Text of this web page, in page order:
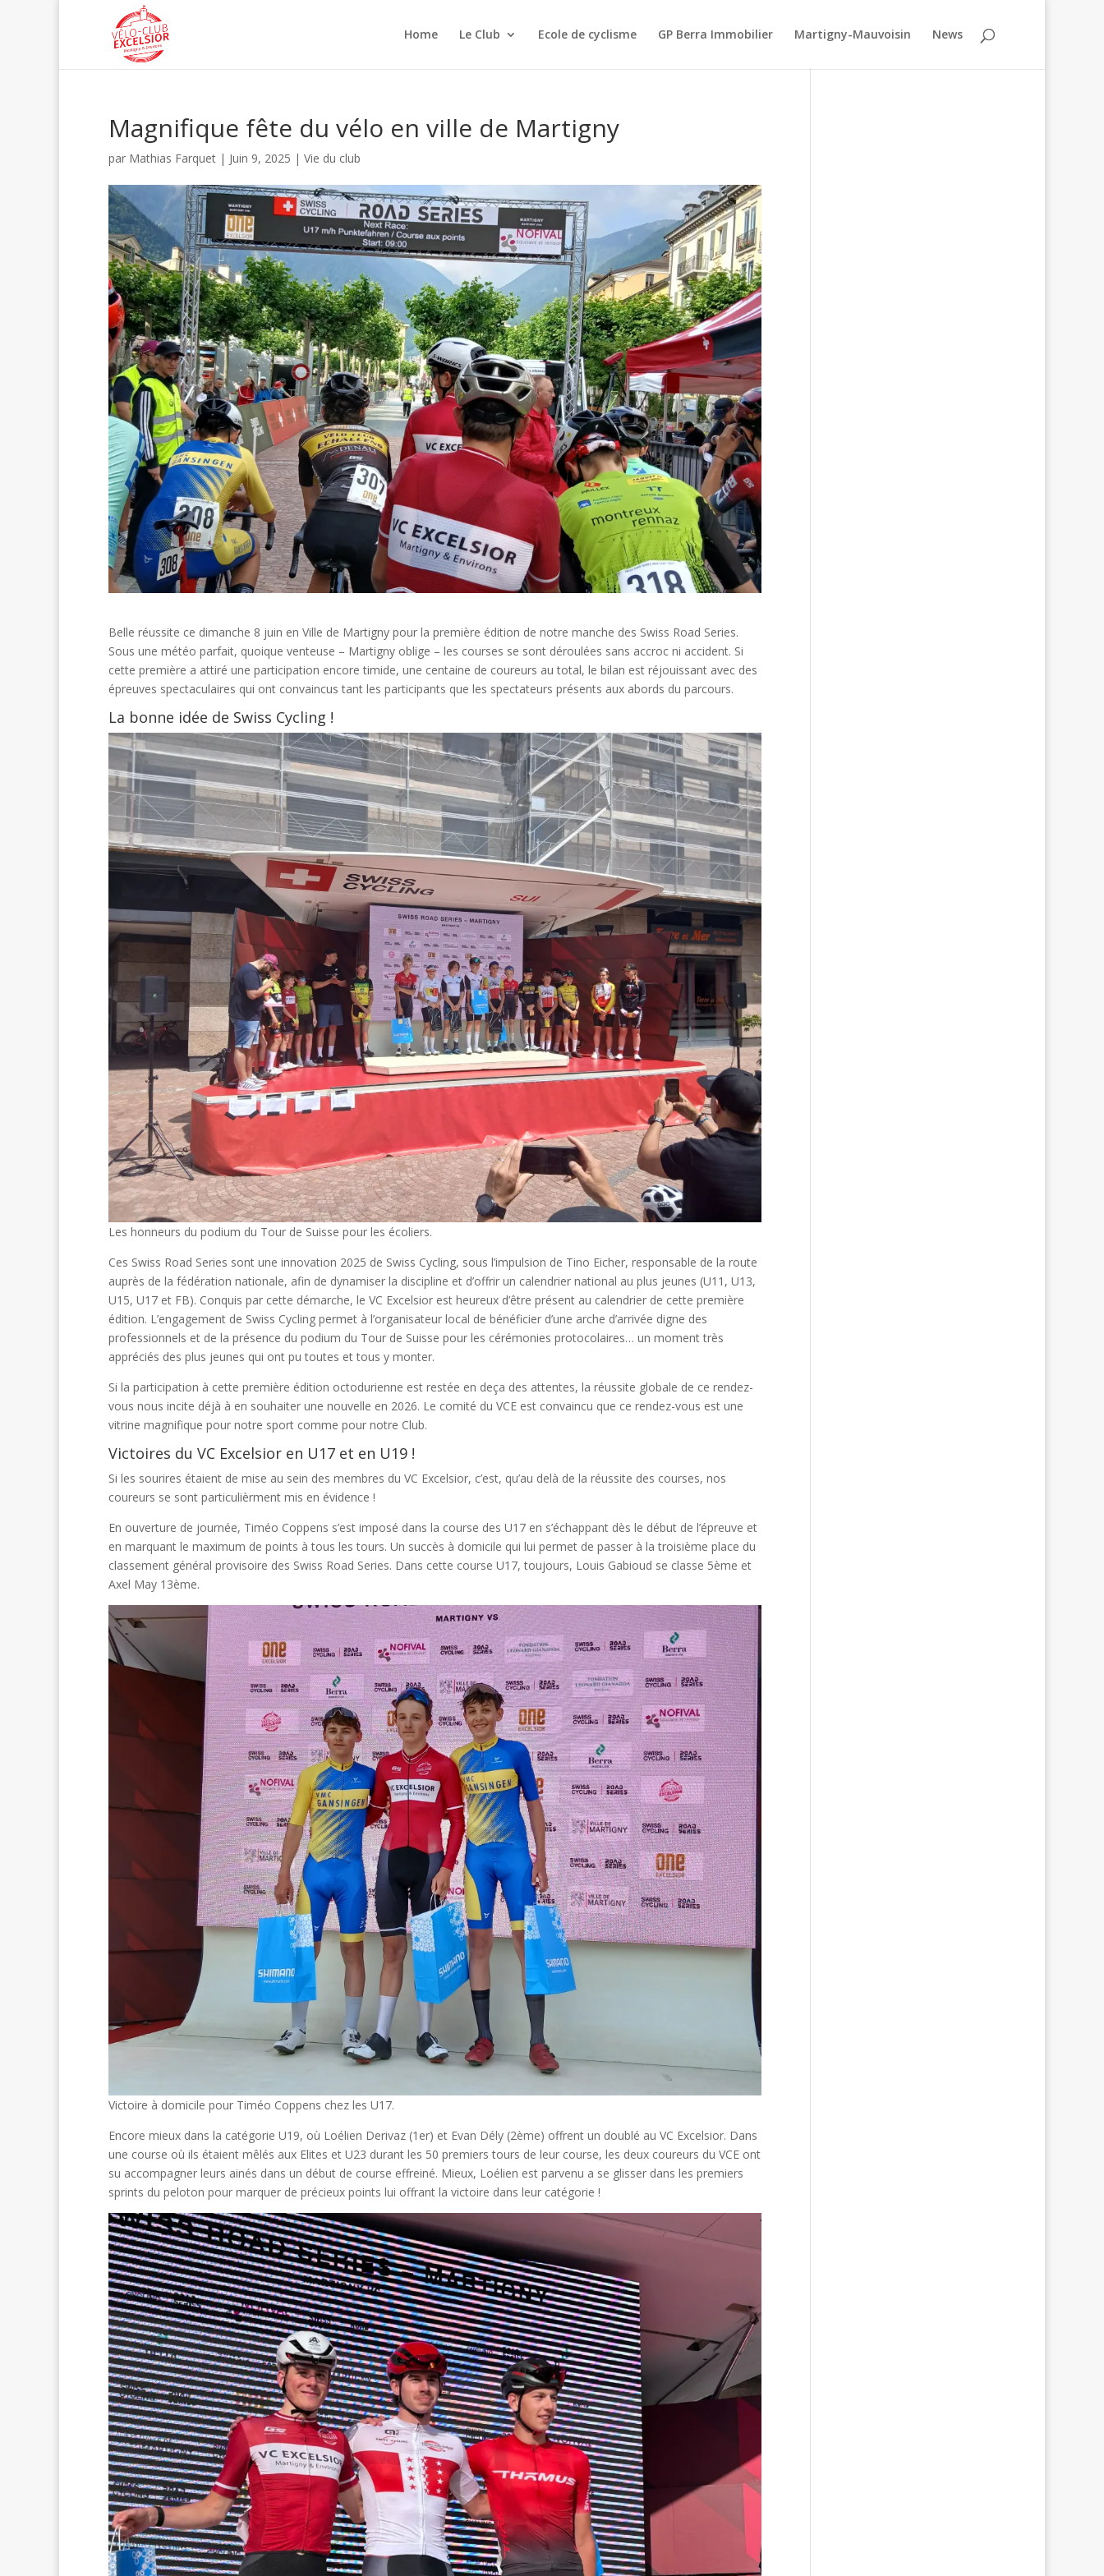
Home Le Club Ecole de cyclisme GP Berra Immobilier Martigny-Mauvoisin News
Magnifique fête du vélo en ville de Martigny
par Mathias Farquet | Juin 9, 2025 | Vie du club
Belle réussite ce dimanche 8 juin en Ville de Martigny pour la première édition de notre manche des Swiss Road Series.
Sous une météo parfait, quoique venteuse – Martigny oblige – les courses se sont déroulées sans accroc ni accident. Si
cette première a attiré une participation encore timide, une centaine de coureurs au total, le bilan est réjouissant avec des
épreuves spectaculaires qui ont convaincus tant les participants que les spectateurs présents aux abords du parcours.
La bonne idée de Swiss Cycling !
Les honneurs du podium du Tour de Suisse pour les écoliers.
Ces Swiss Road Series sont une innovation 2025 de Swiss Cycling, sous l’impulsion de Tino Eicher, responsable de la route
auprès de la fédération nationale, afin de dynamiser la discipline et d’offrir un calendrier national au plus jeunes (U11, U13,
U15, U17 et FB). Conquis par cette démarche, le VC Excelsior est heureux d’être présent au calendrier de cette première
édition. L’engagement de Swiss Cycling permet à l’organisateur local de bénéficier d’une arche d’arrivée digne des
professionnels et de la présence du podium du Tour de Suisse pour les cérémonies protocolaires… un moment très
appréciés des plus jeunes qui ont pu toutes et tous y monter.
Si la participation à cette première édition octodurienne est restée en deça des attentes, la réussite globale de ce rendez-
vous nous incite déjà à en souhaiter une nouvelle en 2026. Le comité du VCE est convaincu que ce rendez-vous est une
vitrine magnifique pour notre sport comme pour notre Club.
Victoires du VC Excelsior en U17 et en U19 !
Si les sourires étaient de mise au sein des membres du VC Excelsior, c’est, qu’au delà de la réussite des courses, nos
coureurs se sont particulièrment mis en évidence !
En ouverture de journée, Timéo Coppens s’est imposé dans la course des U17 en s’échappant dès le début de l’épreuve et
en marquant le maximum de points à tous les tours. Un succès à domicile qui lui permet de passer à la troisième place du
classement général provisoire des Swiss Road Series. Dans cette course U17, toujours, Louis Gabioud se classe 5ème et
Axel May 13ème.
Victoire à domicile pour Timéo Coppens chez les U17.
Encore mieux dans la catégorie U19, où Loélien Derivaz (1er) et Evan Dély (2ème) offrent un doublé au VC Excelsior. Dans
une course où ils étaient mêlés aux Elites et U23 durant les 50 premiers tours de leur course, les deux coureurs du VCE ont
su accompagner leurs ainés dans un début de course effreiné. Mieux, Loélien est parvenu a se glisser dans les premiers
sprints du peloton pour marquer de précieux points lui offrant la victoire dans leur catégorie !